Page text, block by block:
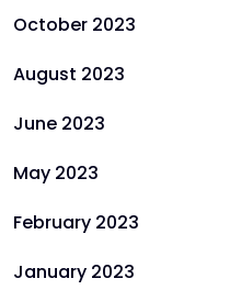
October 2023
August 2023
June 2023
May 2023
February 2023
January 2023